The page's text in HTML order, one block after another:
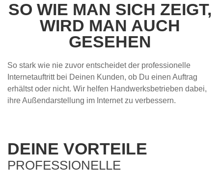
SO WIE MAN SICH ZEIGT,
WIRD MAN AUCH
GESEHEN
So stark wie nie zuvor entscheidet der professionelle
Internetauftritt bei Deinen Kunden, ob Du einen Auftrag
erhältst oder nicht. Wir helfen Handwerksbetrieben dabei,
ihre Außendarstellung im Internet zu verbessern.
DEINE VORTEILE
PROFESSIONELLE